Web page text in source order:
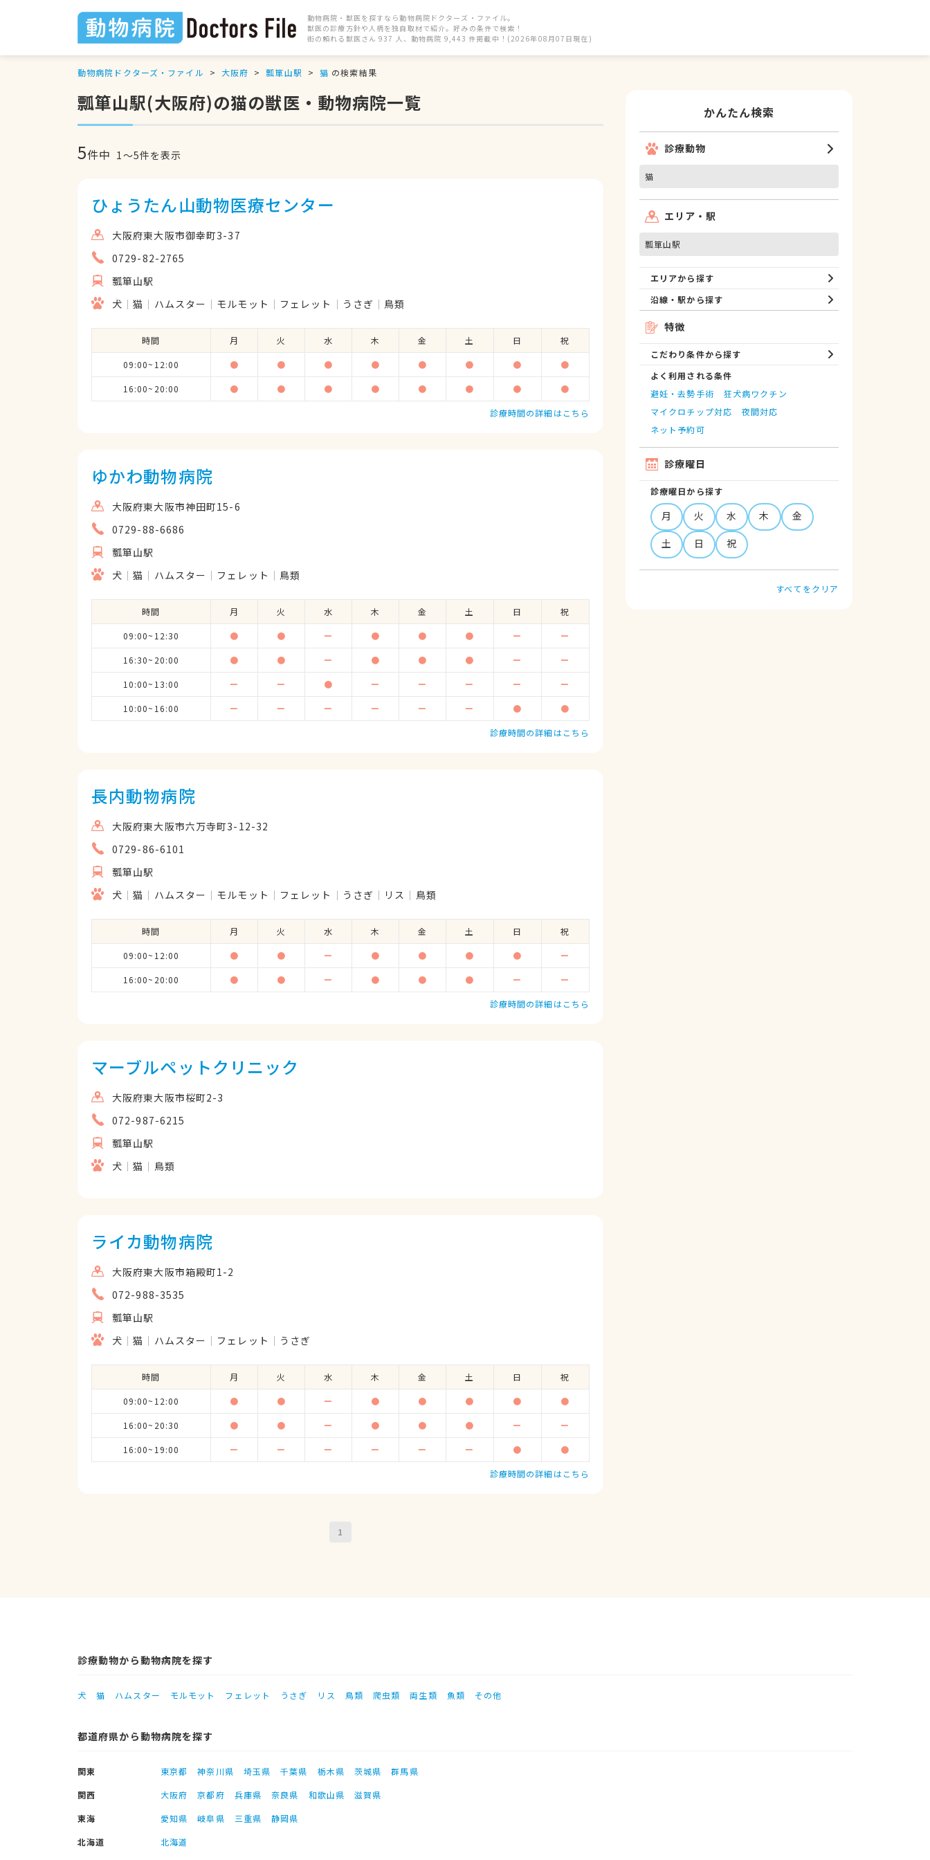
動物病院・獣医を探すなら動物病院ドクターズ・ファイル。
獣医の診療方針や人柄を独自取材で紹介。好みの条件で検索！
街の頼れる獣医さん 937 人、動物病院 9,443 件掲載中！(2026年08月07日現在)
動物病院ドクターズ・ファイル 大阪府 瓢箪山駅 猫 の検索結果
瓢箪山駅(大阪府)の猫の獣医・動物病院一覧
5件中 1〜5件を表示
ひょうたん山動物医療センター
大阪府東大阪市御幸町3-37
0729-82-2765
瓢箪山駅
犬
猫 ハムスター モルモット フェレット うさぎ 鳥類
時間 月 火 水 木 金 土 日 祝
09:00~12:00 ● ● ● ● ● ● ● ●
16:00~20:00 ● ● ● ● ● ● ● ●
診療時間の詳細はこちら
ゆかわ動物病院
大阪府東大阪市神田町15-6
0729-88-6686
瓢箪山駅
犬
猫 ハムスター フェレット 鳥類
時間 月 火 水 木 金 土 日 祝
09:00~12:30 ● ● ー ● ● ● ー ー
16:30~20:00 ● ● ー ● ● ● ー ー
10:00~13:00 ー ー ● ー ー ー ー ー
10:00~16:00 ー ー ー ー ー ー ● ●
診療時間の詳細はこちら
長内動物病院
大阪府東大阪市六万寺町3-12-32
0729-86-6101
瓢箪山駅
犬
猫 ハムスター モルモット フェレット うさぎ リス 鳥類
時間 月 火 水 木 金 土 日 祝
09:00~12:00 ● ● ー ● ● ● ● ー
16:00~20:00 ● ● ー ● ● ● ー ー
診療時間の詳細はこちら
マーブルペットクリニック
大阪府東大阪市桜町2-3
072-987-6215
瓢箪山駅
犬
猫 鳥類
ライカ動物病院
大阪府東大阪市箱殿町1-2
072-988-3535
瓢箪山駅
犬
猫 ハムスター フェレット うさぎ
時間 月 火 水 木 金 土 日 祝
09:00~12:00 ● ● ー ● ● ● ● ●
16:00~20:30 ● ● ー ● ● ● ー ー
16:00~19:00 ー ー ー ー ー ー ● ●
診療時間の詳細はこちら
1
かんたん検索
診療動物
猫
エリア・駅
瓢箪山駅
エリアから探す
沿線・駅から探す
特徴
こだわり条件から探す
よく利用される条件
避妊・去勢手術
狂犬病ワクチン
マイクロチップ対応
夜間対応
ネット予約可
診療曜日
診療曜日から探す
月 火 水 木
金
土
日 祝
すべてをクリア
診療動物から動物病院を探す
犬 猫 ハムスター モルモット フェレット うさぎ リス 鳥類 爬虫類 両生類 魚類 その他
都道府県から動物病院を探す
関東 東京都 神奈川県 埼玉県 千葉県 栃木県 茨城県
群馬県
関西
大阪府 京都府 兵庫県 奈良県 和歌山県
滋賀県
東海
愛知県 岐阜県 三重県
静岡県
北海道
北海道